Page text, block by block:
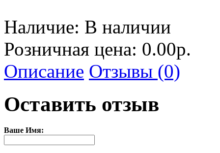
Наличие: В наличии
Розничная цена: 0.00р.
Описание Отзывы (0)
Оставить отзыв
Ваше Имя: